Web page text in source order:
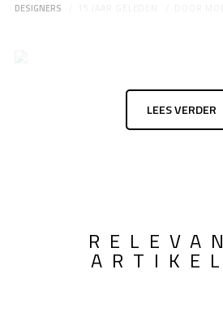
DESIGNERS
LEES VERDER